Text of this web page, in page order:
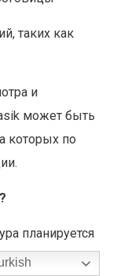
таких как
и
может быть
которых по
планируется
технологий